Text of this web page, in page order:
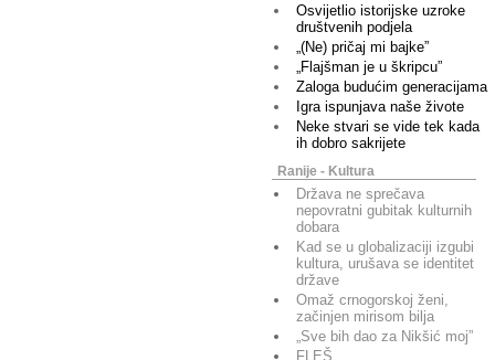
Osvijetlio istorijske uzroke
društvenih podjela
„(Ne) pričaj mi bajke”
„Flajšman je u škripcu”
Zaloga budućim generacijama
Igra ispunjava naše živote
Neke stvari se vide tek kada
ih dobro sakrijete
Ranije - Kultura
Država ne sprečava
nepovratni gubitak kulturnih
dobara
Kad se u globalizaciji izgubi
kultura, urušava se identitet
države
Omaž crnogorskoj ženi,
začinjen mirisom bilja
„Sve bih dao za Nikšić moj”
FLEŠ